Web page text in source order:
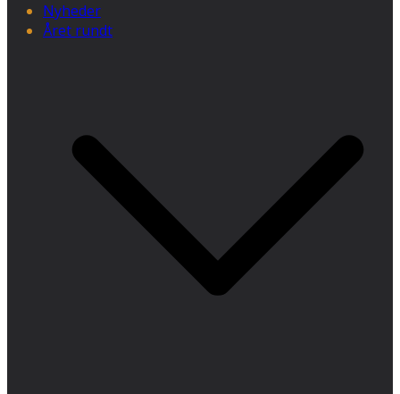
Nyheder
Året rundt